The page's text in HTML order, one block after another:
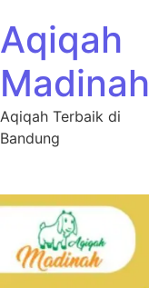
Aqiqah
Madinah
Aqiqah Terbaik di
Bandung